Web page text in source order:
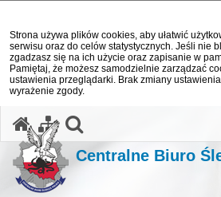
Strona używa plików cookies, aby ułatwić
serwisu oraz do celów statystycznych. Jeśli nie
zgadzasz się na ich użycie oraz zapisanie w
Pamiętaj, że możesz samodzielnie zarządzać
ustawienia przeglądarki. Brak zmiany
wyrażenie zgody.
Centralne Biuro